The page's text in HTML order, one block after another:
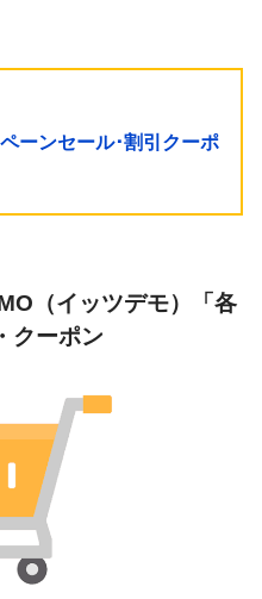
ーンセール･割引クーポ
（イッツデモ）「各
クーポン